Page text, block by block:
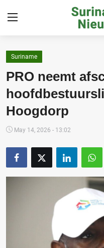
Home
Buitenland
Sport
Cultuur & Media
Deals!
Suriname
PRO neemt
Hoogdorp
May 14, 2026 - 13:02